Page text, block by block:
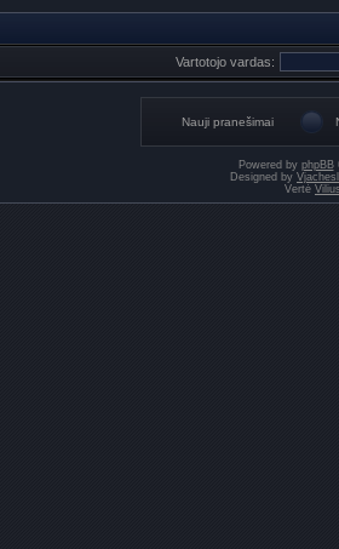
Vartotojo vardas:
Nauji pranešimai
Powered by phpBB
Designed by
Vertė